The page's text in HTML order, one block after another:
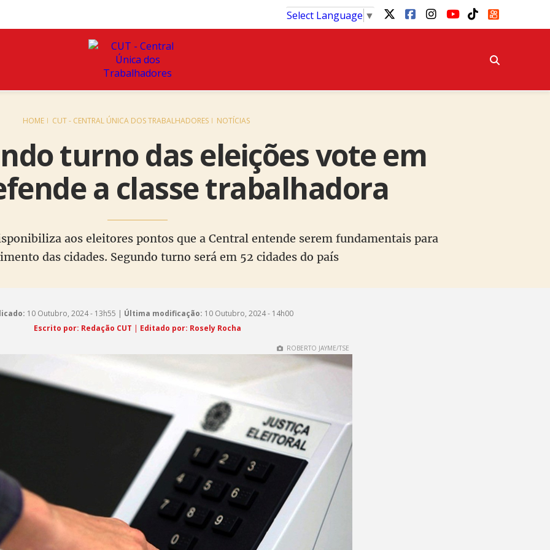
Select Language ▼
HOME CUT - CENTRAL ÚNICA DOS TRABALHADORES NOTÍCIAS
turno das eleições vote em
a classe trabalhadora
aos eleitores pontos que a Central entende serem fundamentais para
das cidades. Segundo turno será em 52 cidades do país
10 Outubro, 2024 - 13h55 | Última modificação: 10 Outubro, 2024 - 14h00
Escrito por: Redação CUT | Editado por: Rosely Rocha
ROBERTO JAYME/TSE